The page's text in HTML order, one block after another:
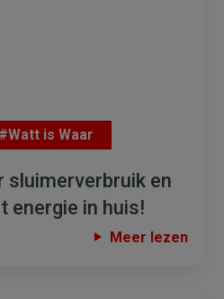
#Watt is Waar
sluimerverbruik en
energie in huis!
Meer lezen